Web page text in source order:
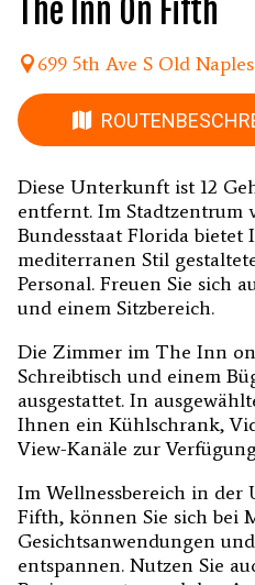
The Inn On Fifth
699 5th Ave S Old Naples
Diese Unterkunft ist 12
entfernt. Im Stadtzentrum
Bundesstaat Florida bietet
mediterranen Stil
Personal. Freuen Sie sich
und einem Sitzbereich.
Die Zimmer im The Inn
Schreibtisch und einem
ausgestattet. In
Ihnen ein Kühlschrank,
View-Kanäle zur
Im Wellnessbereich in der
Fifth, können Sie sich bei
Gesichtsanwendungen
entspannen. Nutzen Sie